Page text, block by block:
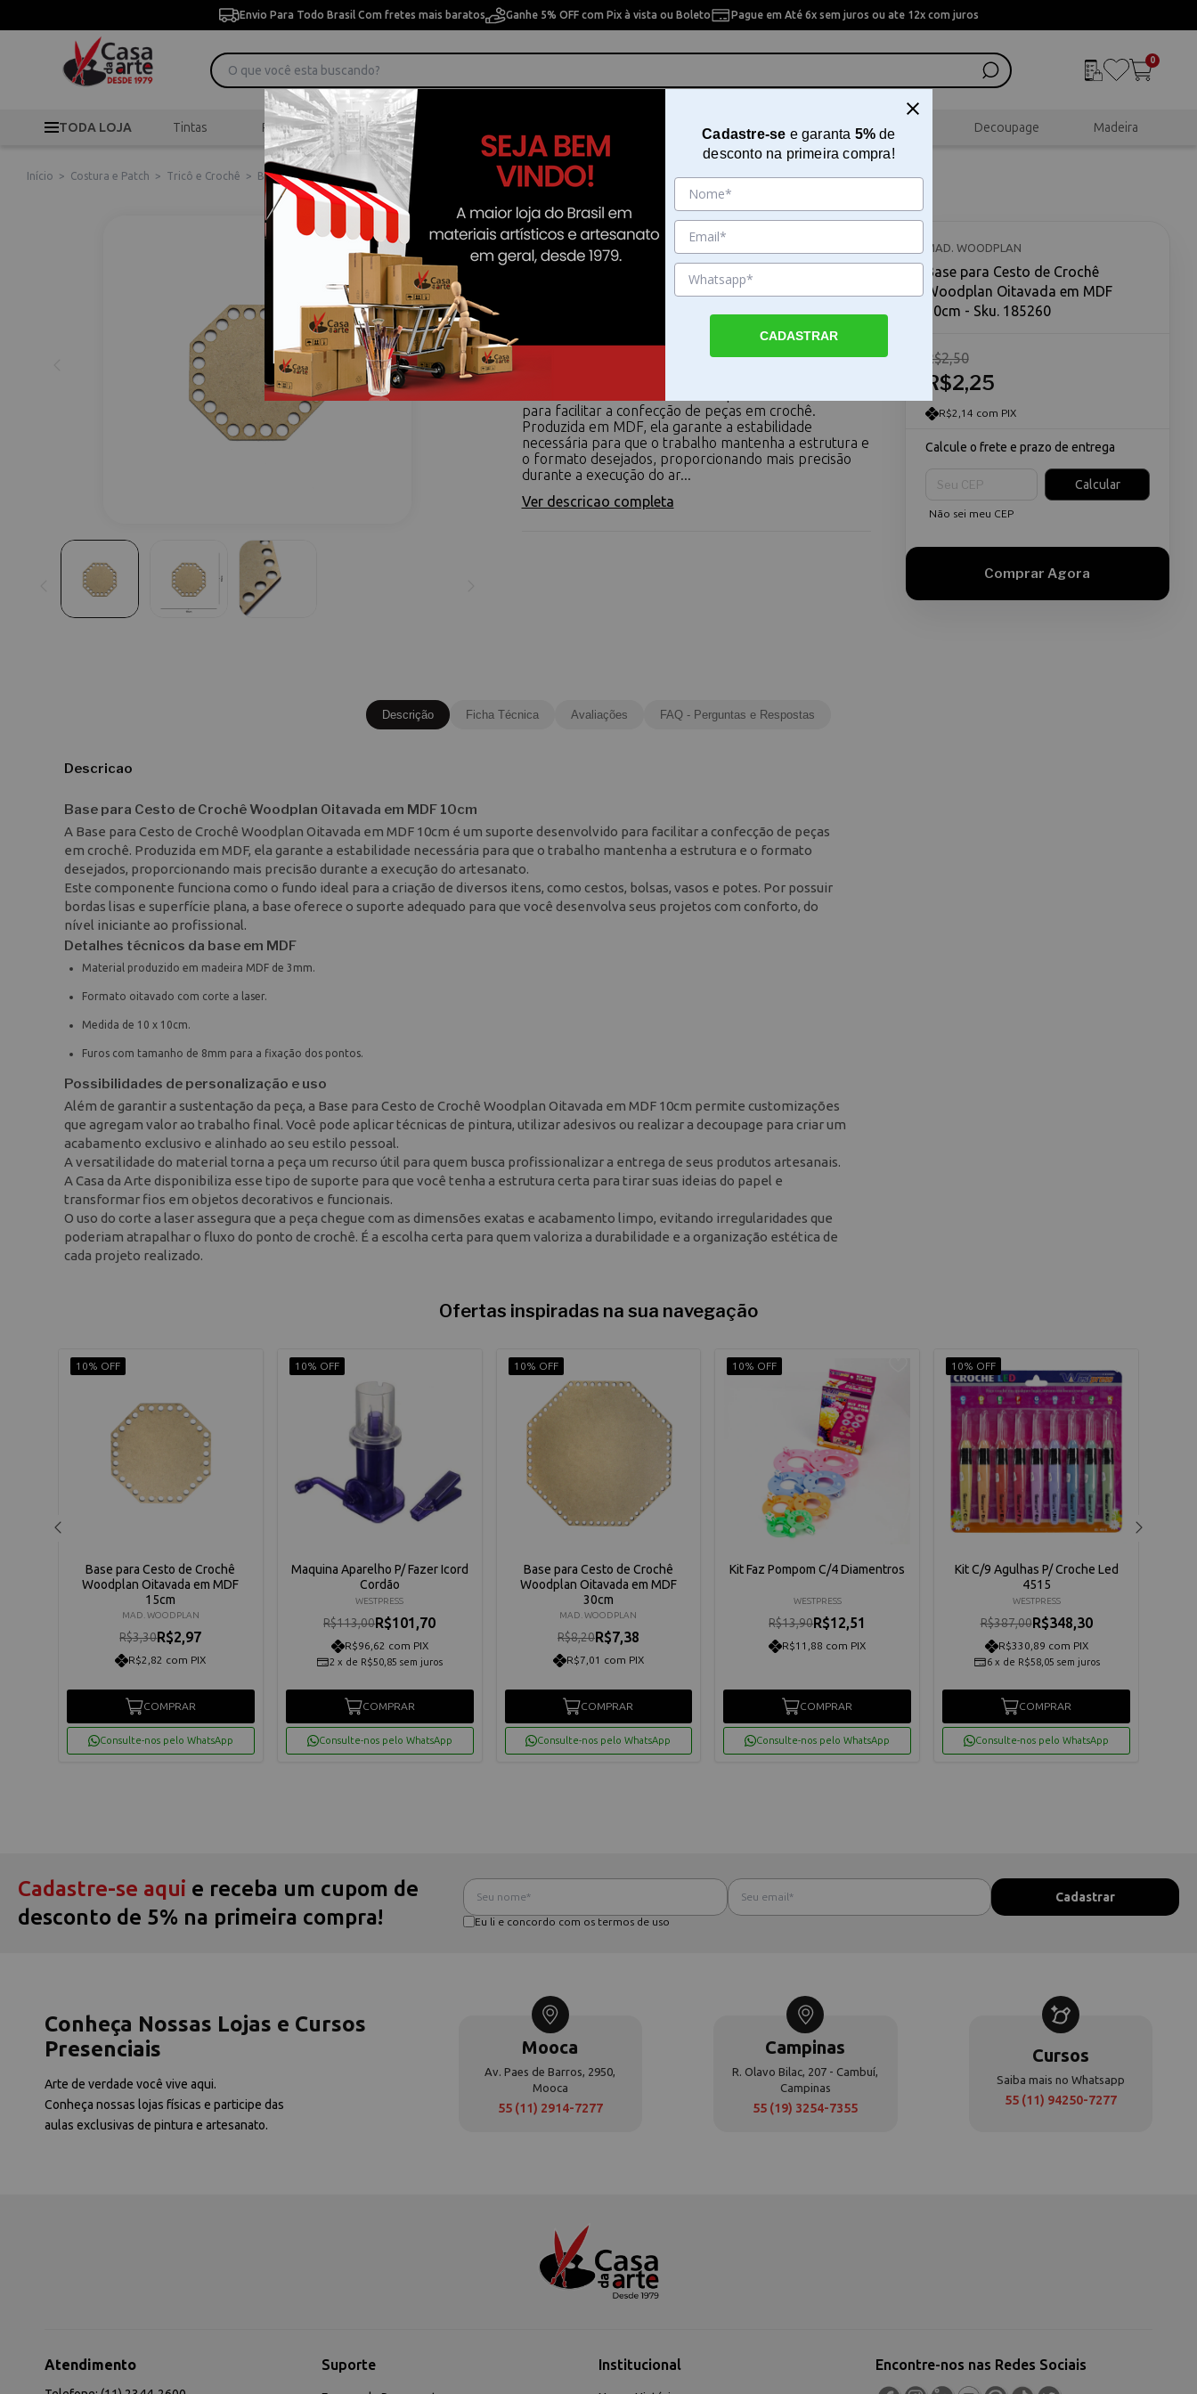
Envio Para Todo Brasil Com fretes mais baratos Ganhe 5% OFF com Pix à vista ou Boleto Pague em Até 6x sem juros ou ate 12x com juros
0
TODA LOJA Tintas Pincéis Desenho Pintura Artesanal Scrapbook Decoupage Madeira
Início > Costura e Patch > Tricô e Crochê > Base para Cesto de Crochê Woodplan Oitavada em MDF 10cm
Base para Cesto de Crochê Woodplan
Oitavada em MDF 10cm
Base para Cesto de Crochê Woodplan Oitavada em
para facilitar a confecção de peças em crochê.
Produzida em MDF, ela garante a estabilidade
necessária para que o trabalho mantenha a estrutura e
o formato desejados, proporcionando mais precisão
durante a execução do ar...
Ver descricao completa
MAD. WOODPLAN
Base para Cesto de Crochê
Woodplan Oitavada em MDF
10cm - Sku. 185260
R$2,25
R$2,50
R$2,14 com PIX
Calcule o frete e prazo de entrega
Calcular
Não sei meu CEP
Descrição Ficha Técnica Avaliações FAQ - Perguntas e Respostas
Descricao
Base para Cesto de Crochê Woodplan Oitavada em MDF 10cm
A Base para Cesto de Crochê Woodplan Oitavada em MDF 10cm é um suporte desenvolvido para facilitar a confecção de peças
em crochê. Produzida em MDF, ela garante a estabilidade necessária para que o trabalho mantenha a estrutura e o formato
desejados, proporcionando mais precisão durante a execução do artesanato.
Este componente funciona como o fundo ideal para a criação de diversos itens, como cestos, bolsas, vasos e potes. Por possuir
bordas lisas e superfície plana, a base oferece o suporte adequado para que você desenvolva seus projetos com conforto, do
nível iniciante ao profissional.
Detalhes técnicos da base em MDF
Material produzido em madeira MDF de 3mm.
Formato oitavado com corte a laser.
Medida de 10 x 10cm.
Furos com tamanho de 8mm para a fixação dos pontos.
Possibilidades de personalização e uso
Além de garantir a sustentação da peça, a Base para Cesto de Crochê Woodplan Oitavada em MDF 10cm permite customizações
que agregam valor ao trabalho final. Você pode aplicar técnicas de pintura, utilizar adesivos ou realizar a decoupage para criar um
acabamento exclusivo e alinhado ao seu estilo pessoal.
A versatilidade do material torna a peça um recurso útil para quem busca profissionalizar a entrega de seus produtos artesanais.
A Casa da Arte disponibiliza esse tipo de suporte para que você tenha a estrutura certa para tirar suas ideias do papel e
transformar fios em objetos decorativos e funcionais.
O uso do corte a laser assegura que a peça chegue com as dimensões exatas e acabamento limpo, evitando irregularidades que
poderiam atrapalhar o fluxo do ponto de crochê. É a escolha certa para quem valoriza a durabilidade e a organização estética de
cada projeto realizado.
Ofertas inspiradas na sua navegação
10% OFF
Base para Cesto de Crochê
Woodplan Oitavada em MDF
15cm
MAD. WOODPLAN
R$3,30R$2,97
R$2,82 com PIX
COMPRAR
Consulte-nos pelo WhatsApp
10% OFF
Maquina Aparelho P/ Fazer Icord
Cordão
WESTPRESS
R$113,00R$101,70
R$96,62 com PIX
2 x de R$50,85 sem juros
COMPRAR
Consulte-nos pelo WhatsApp
10% OFF
Base para Cesto de Crochê
Woodplan Oitavada em MDF
30cm
MAD. WOODPLAN
R$8,20R$7,38
R$7,01 com PIX
COMPRAR
Consulte-nos pelo WhatsApp
10% OFF
Kit Faz Pompom C/4 Diamentros
WESTPRESS
R$13,90R$12,51
R$11,88 com PIX
COMPRAR
Consulte-nos pelo WhatsApp
10% OFF
Kit C/9 Agulhas P/ Croche Led
4515
WESTPRESS
R$387,00R$348,30
R$330,89 com PIX
6 x de R$58,05 sem juros
COMPRAR
Consulte-nos pelo WhatsApp
Cadastre-se aqui e receba um cupom de
desconto de 5% na primeira compra!
Eu li e concordo com os termos de uso
Conheça Nossas Lojas e Cursos
Presenciais
Arte de verdade você vive aqui.
Conheça nossas lojas físicas e participe das
aulas exclusivas de pintura e artesanato.
Mooca
Av. Paes de Barros, 2950,
Mooca
55 (11) 2914-7277
Campinas
R. Olavo Bilac, 207 - Cambuí,
Campinas
55 (19) 3254-7355
Cursos
Saiba mais no Whatsapp
55 (11) 94250-7277
Atendimento Suporte Institucional Encontre-nos nas Redes Sociais
Cadastre-se e garanta 5%de
desconto na primeira compra!
CADASTRAR